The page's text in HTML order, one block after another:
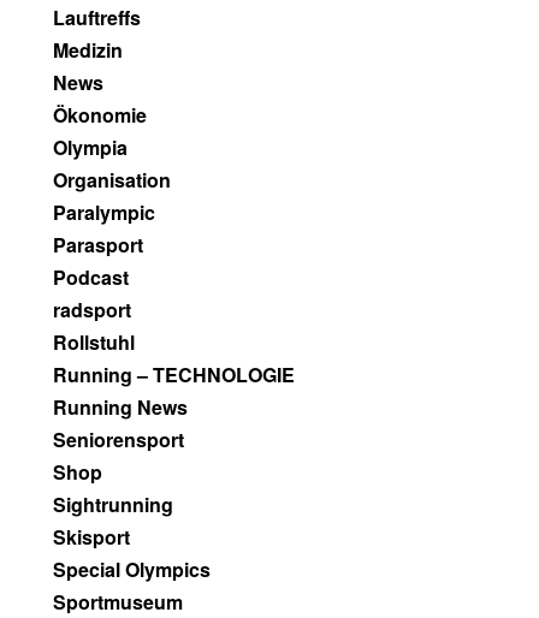
Lauftreffs
Medizin
News
Ökonomie
Olympia
Organisation
Paralympic
Parasport
Podcast
radsport
Rollstuhl
Running – TECHNOLOGIE
Running News
Seniorensport
Shop
Sightrunning
Skisport
Special Olympics
Sportmuseum